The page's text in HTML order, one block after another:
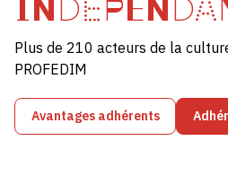
Plus de 210 acteurs de la
PROFEDIM
Avantages adhérents